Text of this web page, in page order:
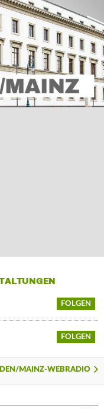
FOLGEN
FOLGEN
MAINZ-WEBRADIO